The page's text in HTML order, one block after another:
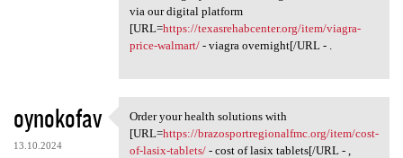
via our digital platform
[URL=https://texasrehabcenter.org/item/viagra-
price-walmart/- viagra overnight[/URL - .
oynokofav
13.10.2024
Order your health solutions
Order your health solutions with
[URL=https://brazosportregionalfmc.org/item/cost-
of-lasix-tablets/- cost of lasix tablets[/URL - ,